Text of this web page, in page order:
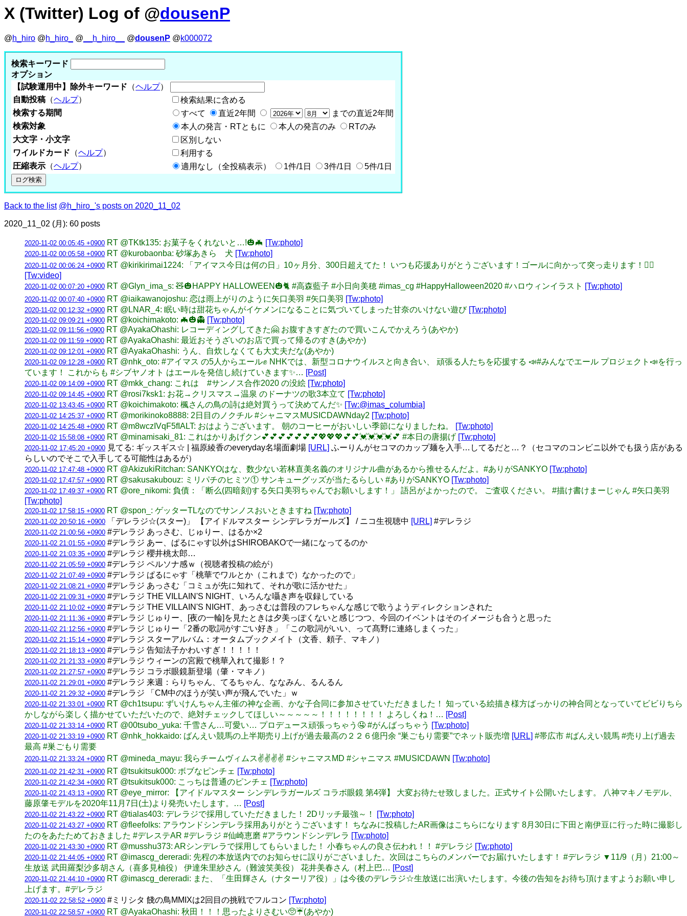
X (Twitter) Log of @dousenP
@h_hiro @h_hiro_ @ __h_hiro__ @dousenP @k000072
検索キーワード
オプション
【試験運用中】除外キーワード （ヘルプ）
自動投稿 （ヘルプ）
検索結果に含める
検索する期間
すべて 直近2年間
までの直近2年間
検索対象
本人の発言・RTともに 本人の発言のみ
RTのみ
大文字・小文字
区別しない
ワイルドカード （ヘルプ）
利用する
圧縮表示 （ヘルプ） 適用なし（全投稿表示） 1件/1日 3件/1日 5件/1日
Back to the list @h_hiro_'s posts on 2020_11_02
2020_11_02 (月): 60 posts
2020-11-02 00:05:45 +0900 RT @TKtk135: お菓子をくれないと…!🎃🦇 [Tw:photo]
2020-11-02 00:05:58 +0900 RT @kurobaonba: 砂塚あきら 犬 [Tw:photo]
2020-11-02 00:06:24 +0900 RT @kirikirimai1224: 「アイマス今日は何の日」10ヶ月分、300日超えてた！ いつも応援ありがとうございます！ゴールに向かって突っ走ります！🏃‍♂️
[Tw:video]
2020-11-02 00:07:20 +0900 RT @Glyn_ima_s: 🧸🎃HAPPY HALLOWEEN🎃🐈 #高森藍子 #小日向美穂 #imas_cg #HappyHalloween2020 #ハロウィンイラスト [Tw:photo]
2020-11-02 00:07:40 +0900 RT @iaikawanojoshu: 恋は雨上がりのように矢口美羽 #矢口美羽 [Tw:photo]
2020-11-02 00:12:32 +0900 RT @LNAR_4: 眠い時は甜花ちゃんがイケメンになることに気づいてしまった甘奈のいけない遊び [Tw:photo]
2020-11-02 09:09:21 +0900 RT @koichimakoto: 🦇🎃👻 [Tw:photo]
2020-11-02 09:11:56 +0900 RT @AyakaOhashi: レコーディングしてきた🤗 お腹すきすぎたので買いこんでかえろう(あやか)
2020-11-02 09:11:59 +0900 RT @AyakaOhashi: 最近おそうざいのお店で買って帰るのすき(あやか)
2020-11-02 09:12:01 +0900 RT @AyakaOhashi: うん、自炊しなくても大丈夫だな(あやか)
2020-11-02 09:12:28 +0900 RT @nhk_oto: #アイマス の5人からエール✊ NHKでは、新型コロナウイルスと向き合い、 頑張る人たちを応援する 📣#みんなでエール プロジェクト📣を行っ
ています！ これからも #シブヤノオト はエールを発信し続けていきます✨… [Post]
2020-11-02 09:14:09 +0900 RT @mkk_chang: これは #サンノス合作2020 の没絵 [Tw:photo]
2020-11-02 09:14:45 +0900 RT @rosi7ksk1: お花→クリスマス→温泉 のドーナツの歌3本立て [Tw:photo]
2020-11-02 13:43:45 +0900 RT @koichimakoto: 楓さんの鳥の詩は絶対買うって決めてんだ✨ [Tw:@imas_columbia]
2020-11-02 14:25:37 +0900 RT @morikinoko8888: 2日目のノクチル #シャニマスMUSICDAWNday2 [Tw:photo]
2020-11-02 14:25:48 +0900 RT @m8wczIVqF5fIALT: おはようございます。 朝のコーヒーがおいしい季節になりましたね。 [Tw:photo]
2020-11-02 15:58:08 +0900 RT @minamisaki_81: これはかりあげクン💕💕💕💕💕💕💕💖💖💖💕💕💓💓💓💓💕 #本日の唐揚げ [Tw:photo]
2020-11-02 17:45:20 +0900 見てる: ギッスギス☆ | 福原綾香のeveryday名場面劇場 [URL] ふーりんがセコマのカップ麺を入手…してるだと…？（セコマのコンビニ以外でも扱う店がある
らしいのでそこで入手してる可能性はあるが）
2020-11-02 17:47:48 +0900 RT @AkizukiRitchan: SANKYOはな、数少ない若林直美名義のオリジナル曲があるから推せるんだよ。#ありがSANKYO [Tw:photo]
2020-11-02 17:47:57 +0900 RT @sakusakubouz: ミリパチのヒミツ① サンキューグッズが当たるらしい #ありがSANKYO [Tw:photo]
2020-11-02 17:49:37 +0900 RT @ore_nikomi: 負債：「断么(四暗刻)する矢口美羽ちゃんでお願いします！」 語呂がよかったので。 ご査収ください。 #描け書けまーじゃん #矢口美羽
[Tw:photo]
2020-11-02 17:58:15 +0900 RT @spon_: ゲッターTLなのでサンノスおいときますね [Tw:photo]
2020-11-02 20:50:16 +0900 「デレラジ☆(スター)」 【アイドルマスター シンデレラガールズ】 / ニコ生視聴中 [URL] #デレラジ
2020-11-02 21:00:56 +0900 #デレラジ あっさむ、じゅりー、はるか×2
2020-11-02 21:01:55 +0900 #デレラジ あー、ぱるにゃす以外はSHIROBAKOで一緒になってるのか
2020-11-02 21:03:35 +0900 #デレラジ 櫻井桃太郎…
2020-11-02 21:05:59 +0900 #デレラジ ペルソナ感ｗ（視聴者投稿の絵が）
2020-11-02 21:07:49 +0900 #デレラジ ぱるにゃす「桃華でワルとか（これまで）なかったので」
2020-11-02 21:08:21 +0900 #デレラジ あっさむ「コミュが先に知れて、それが歌に活かせた」
2020-11-02 21:09:31 +0900 #デレラジ THE VILLAIN'S NIGHT、いろんな囁き声を収録している
2020-11-02 21:10:02 +0900 #デレラジ THE VILLAIN'S NIGHT、あっさむは普段のフレちゃんな感じで歌うようディレクションされた
2020-11-02 21:11:36 +0900 #デレラジ じゅりー、[夜の一輪]を見たときは夕美っぽくないと感じつつ、今回のイベントはそのイメージも合うと思った
2020-11-02 21:12:56 +0900 #デレラジ じゅりー「2番の歌詞がすごい好き」「この歌詞がいい、って髙野に連絡しまくった」
2020-11-02 21:15:14 +0900 #デレラジ スターアルバム：オータムブックメイト（文香、頼子、マキノ）
2020-11-02 21:18:13 +0900 #デレラジ 告知法子かわいすぎ！！！！！
2020-11-02 21:21:33 +0900 #デレラジ ウィーンの宮殿で桃華入れて撮影！？
2020-11-02 21:27:57 +0900 #デレラジ コラボ眼鏡新登場（肇・マキノ）
2020-11-02 21:29:01 +0900 #デレラジ 来週：らりちゃん、てるちゃん、ななみん、るんるん
2020-11-02 21:29:32 +0900 #デレラジ 「CM中のほうが笑い声が飛んでいた」ｗ
2020-11-02 21:33:01 +0900 RT @ch1tsupu: ずいけんちゃん主催の神な企画、かな子合同に参加させていただきました！ 知っている絵描き様方ばっかりの神合同となっていてビビりちら
かしながら楽しく描かせていただいたので、絶対チェックしてほしい～～～～～！！！！！！！！ よろしくね！… [Post]
2020-11-02 21:33:14 +0900 RT @00tsubo_yuka: 千雪さん…可愛い… プロデュース頑張っちゃう🤤 #がんばっちゃう [Tw:photo]
2020-11-02 21:33:19 +0900 RT @nhk_hokkaido: ばんえい競馬の上半期売り上げが過去最高の２２６億円余 “巣ごもり需要”でネット販売増 [URL] #帯広市 #ばんえい競馬 #売り上げ過去
最高 #巣ごもり需要
2020-11-02 21:33:24 +0900 RT @mineda_mayu: 我らチームヴィムス✌️✌️✌️✌️ #シャニマスMD #シャニマス #MUSICDAWN [Tw:photo]
2020-11-02 21:42:31 +0900 RT @tsukitsuk000: ボブなピンチェ [Tw:photo]
2020-11-02 21:42:34 +0900 RT @tsukitsuk000: こっちは普通のピンチェ [Tw:photo]
2020-11-02 21:43:13 +0900 RT @eye_mirror: 【アイドルマスター シンデレラガールズ コラボ眼鏡 第4弾】 大変お待たせ致しました。正式サイト公開いたします。 八神マキノモデル、
藤原肇モデルを2020年11月7日(土)より発売いたします。… [Post]
2020-11-02 21:43:22 +0900 RT @tialas403: デレラジで採用していただきました！ 2Dリッチ最強～！ [Tw:photo]
2020-11-02 21:43:27 +0900 RT @fleefolks: アラウンドシンデレラ採用ありがとうございます！ ちなみに投稿したAR画像はこちらになります 8月30日に下田と南伊豆に行った時に撮影し
たのをあたためておきました #デレステAR #デレラジ #仙崎恵磨 #アラウンドシンデレラ [Tw:photo]
2020-11-02 21:43:30 +0900 RT @musshu373: ARシンデレラで採用してもらいました！ 小春ちゃんの良さ伝われ！！ #デレラジ [Tw:photo]
2020-11-02 21:44:05 +0900 RT @imascg_dereradi: 先程の本放送内でのお知らせに誤りがございました。次回はこちらのメンバーでお届けいたします！ #デレラジ ▼11/9（月）21:00～
生放送 武田羅梨沙多胡さん（喜多見柚役） 伊達朱里紗さん（難波笑美役） 花井美春さん（村上巴… [Post]
2020-11-02 21:44:10 +0900 RT @imascg_dereradi: また、「生田輝さん（ナターリア役）」は今後のデレラジ☆生放送に出演いたします。今後の告知をお待ち頂けますようお願い申し
上げます。#デレラジ
2020-11-02 22:58:52 +0900 #ミリシタ 餞の鳥MMIXは2回目の挑戦でフルコン [Tw:photo]
2020-11-02 22:58:57 +0900 RT @AyakaOhashi: 秋田！！！思ったよりさむい🥺☔(あやか)